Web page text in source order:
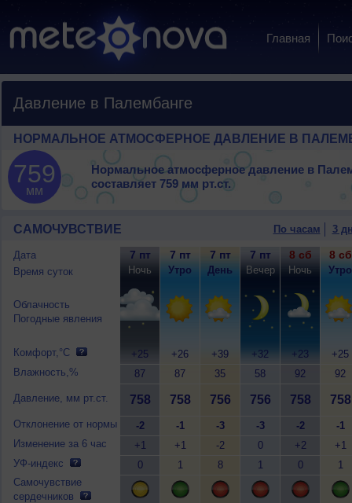
Главная
Давление в Палембанге
НОРМАЛЬНОЕ АТМОСФЕРНОЕ ДАВЛЕНИЕ В
759
мм
Нормальное атмосферное давление в
составляет 759 мм рт.ст.
САМОЧУВСТВИЕ По часам 3
Дата
Время суток
Облачность
Погодные явления
Комфорт,°C
Влажность,%
Давление, мм рт.ст.
Отклонение от нормы
Изменение за 6 час
УФ-индекс
Самочувствие
сердечников
7 пт
Ночь
+25
87
758
-2
+1
0
7 пт
Утро
+26
87
758
-1
+1
1
7 пт
День
+39
35
756
-3
-2
8
7 пт
Вечер
+32
58
756
-3
0
1
8 сб
Ночь
+23
92
758
-2
+2
0
8 сб
Утро
+25
92
758
-1
+1
1